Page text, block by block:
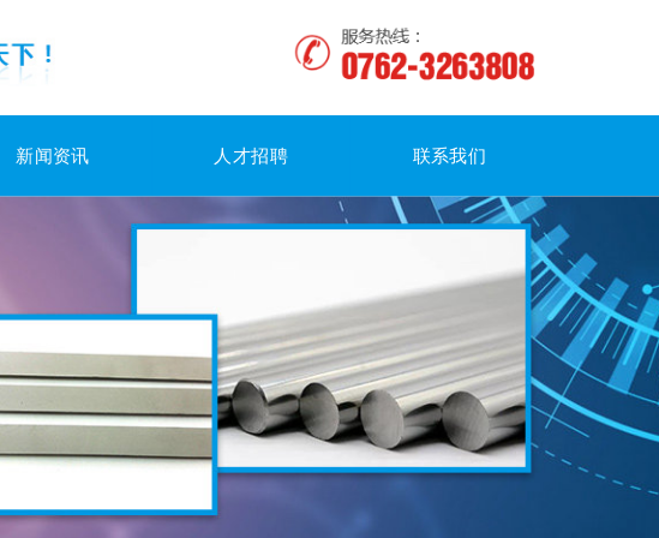
新闻资讯 人才招聘 联系我们